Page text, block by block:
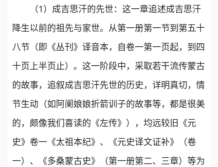
（1）成吉思汗的先世：这一章追述成吉思汗
降生以前的祖先与家世。从第一册第一节到第五十
八节（即《丛刊》译音本，自卷一第一页起，到四
十页上半页止）。这一阶段中，采取若干流传蒙古
的故事，追叙成吉思汗先世的历史，详明真切，情
节生动（如阿阑娘娘折箭训子的故事等，都是很美
的，颇像我们喜读的《左传》），均远较旧《元
史》卷一《太祖本纪》、《元史译文证补》（卷
一）、《多桑蒙古史》（第一册第二、三章）等为